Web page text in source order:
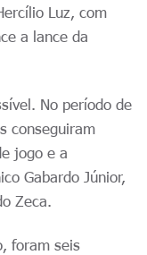
Luz, com
a lance da
No período de
conseguiram
jogo e a
Gabardo Júnior,
Zeca.
foram seis